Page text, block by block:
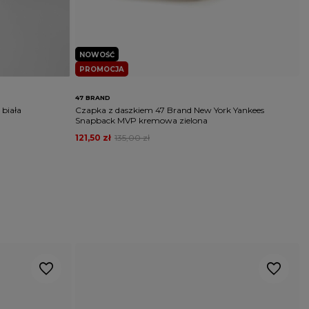
PROMOCJA
NOWOŚĆ
47 BRAND
Czapka z daszkiem 47 Brand New York Yankees
Snapback MVP kremowa zielona
135,00 zł
121,50 zł